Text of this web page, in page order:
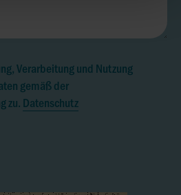
Verarbeitung und Nutzung
gemäß der
zu. Datenschutz